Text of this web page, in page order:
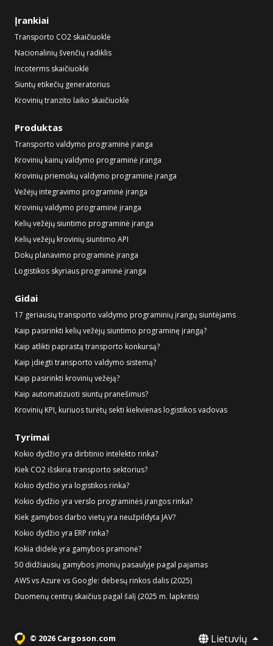
Įrankiai
Transporto CO2 skaičiuoklė
Nacionalinių švenčių radiklis
Incoterms skaičiuoklė
Siuntų etikečių generatorius
Krovinių tranzito laiko skaičiuoklė
Produktas
Transporto valdymo programinė įranga
Krovinių kainų valdymo programinė įranga
Krovinių priemokų valdymo programinė įranga
Vežėjų integravimo programinė įranga
Krovinių valdymo programinė įranga
Kelių vežėjų siuntimo programinė įranga
Kelių vežėjų krovinių siuntimo API
Dokų planavimo programinė įranga
Logistikos skyriaus programinė įranga
Gidai
17 geriausių transporto valdymo programinių įrangų siuntėjams
Kaip pasirinkti kelių vežėjų siuntimo programinę įrangą?
Kaip atlikti paprastą transporto konkursą?
Kaip įdiegti transporto valdymo sistemą?
Kaip pasirinkti krovinių vežėją?
Kaip automatizuoti siuntų pranešimus?
Krovinių KPI, kuriuos turėtų sekti kiekvienas logistikos vadovas
Tyrimai
Kokio dydžio yra dirbtinio intelekto rinka?
Kiek CO2 išskiria transporto sektorius?
Kokio dydžio yra logistikos rinka?
Kokio dydžio yra verslo programinės įrangos rinka?
Kiek gamybos darbo vietų yra neužpildyta JAV?
Kokio dydžio yra ERP rinka?
Kokia didelė yra gamybos pramonė?
50 didžiausių gamybos įmonių pasaulyje pagal pajamas
AWS vs Azure vs Google: debesų rinkos dalis (2025)
Duomenų centrų skaičius pagal šalį (2025 m. lapkritis)
© 2026 Cargoson.com Lietuvių